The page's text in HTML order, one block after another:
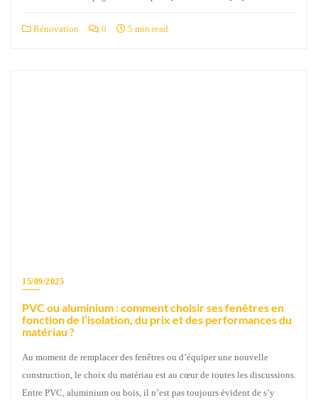
Rénovation 0 5 min read
15/09/2025
PVC ou aluminium : comment choisir ses fenêtres en
fonction de l’isolation, du prix et des performances du
matériau ?
Au moment de remplacer des fenêtres ou d’équiper une nouvelle
construction, le choix du matériau est au cœur de toutes les discussions.
Entre PVC, aluminium ou bois, il n’est pas toujours évident de s’y